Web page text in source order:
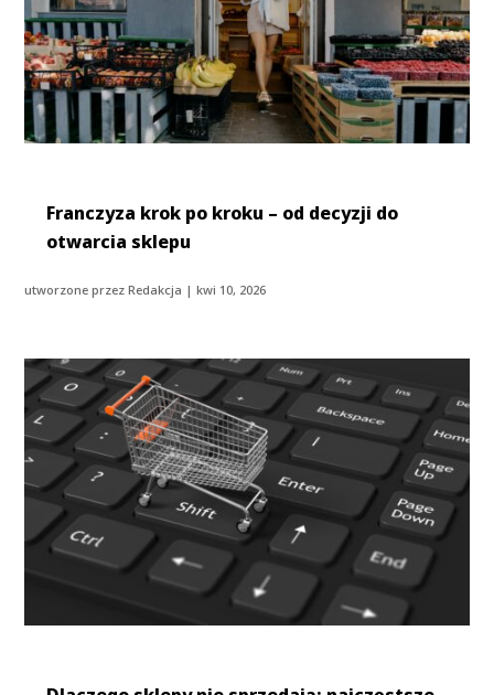
Franczyza krok po kroku – od decyzji do
otwarcia sklepu
utworzone przezRedakcja |kwi 10, 2026